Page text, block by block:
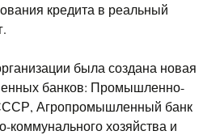
кредита в реальный
была создана новая
банков: Промышленно-
Агропромышленный банк
хозяйства и